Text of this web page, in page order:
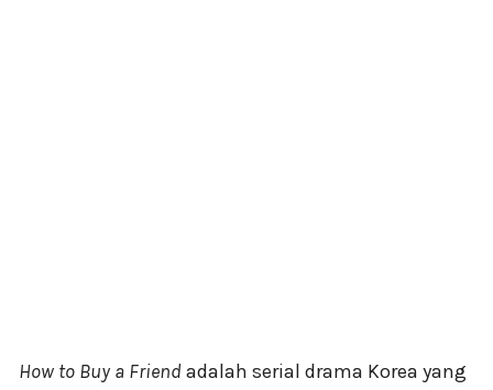
How to Buy a Friend adalah serial drama Korea yang